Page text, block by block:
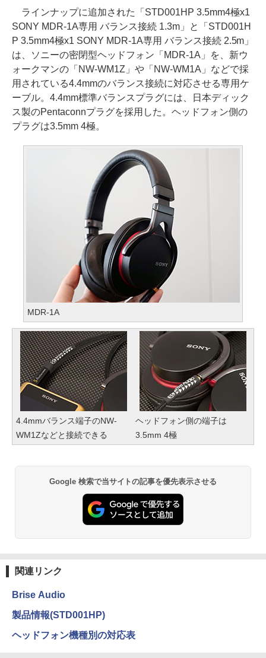
ラインナップに追加された「STD001HP 3.5mm4極x1
SONY MDR-1A専用 バランス接続 1.3m」と「STD001H
P 3.5mm4極x1 SONY MDR-1A専用 バランス接続 2.5m」
は、ソニーの密閉型ヘッドフォン「MDR-1A」を、新ウ
ォークマンの「NW-WM1Z」や「NW-WM1A」などで採
用されている4.4mmのバランス接続に対応させる専用ケ
ーブル。4.4mm標準バランスプラグには、日本ディック
ス製のPentaconnプラグを採用した。ヘッドフォン側の
プラグは3.5mm 4極。
MDR-1A
4.4mmバランス端子のNW-
WM1Zなどと接続できる
ヘッドフォン側の端子は
3.5mm 4極
Google 検索で当サイトの記事を優先表示させる
関連リンク
Brise Audio
製品情報(STD001HP)
ヘッドフォン機種別の対応表